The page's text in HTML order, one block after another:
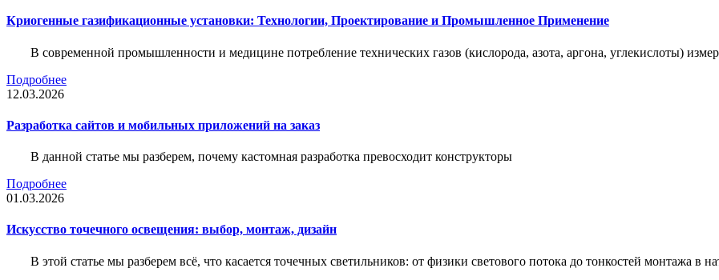
Криогенные газификационные установки: Технологии, Проектирование и Промышленное Применение
В современной промышленности и медицине потребление технических газов (кислорода, азота, аргона, углекислоты)
Подробнее
12.03.2026
Разработка сайтов и мобильных приложений на заказ
В данной статье мы разберем, почему кастомная разработка превосходит конструкторы
Подробнее
01.03.2026
Искусство точечного освещения: выбор, монтаж, дизайн
В этой статье мы разберем всё, что касается точечных светильников: от физики светового потока до тонкостей монтажа в